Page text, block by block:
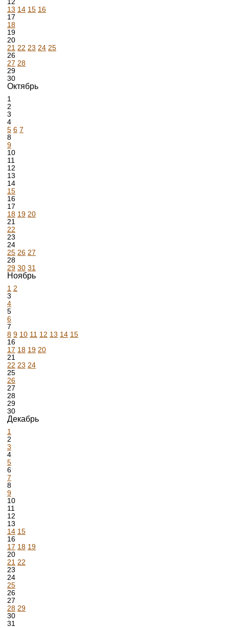
13 14 15 16
17
18
19
20
21 22 23 24 25
26
27 28
29
30
Октябрь
1
2
3
4
5 6 7
8
9
10
11
12
13
14
15
16
17
18 19 20
21
22
23
24
25 26 27
28
29 30 31
Ноябрь
1 2
3
4
5
6
7
8 9 10 11 12 13 14 15
16
17 18 19 20
21
22 23 24
25
26
27
28
29
30
Декабрь
1
2
3
4
5
6
7
8
9
10
11
12
13
14 15
16
17 18 19
20
21 22
23
24
25
26
27
28 29
30
31